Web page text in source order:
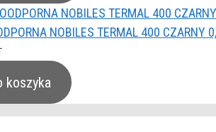
NOBILES TERMAL 400 CZARNY
koszyka